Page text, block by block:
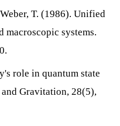
T. (1986). Unified
macroscopic systems.
role in quantum state
Gravitation, 28(5),